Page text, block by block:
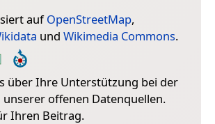
aufOpenStreetMap,
und Wikimedia Commons.
über Ihre Unterstützung bei der
offenen Datenquellen.
Ihren Beitrag.